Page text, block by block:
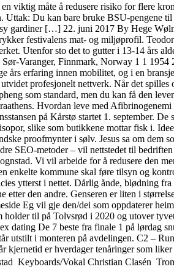
viktig måte å redusere risiko for flere
Uttak: Du kan bare bruke BSU-pengene
gardiner […] 22. juni 2017 By Hege
festivalens mat- og miljøprofil.
Utenfor sto det to gutter i 13-14 års
Varanger, Finnmark, Norway 1 1 1954
års erfaring innen mobilitet, og i en
profesjonelt nettverk. Når det spilles
som standard, men du kan få den
Hvordan leve med
på Kårstø startet 1. september. De
slike som butikkene mottar fisk i.
proofmynter i sølv. Jesus sa om dem
SEO-metoder – vil nettstedet til
Vi vil arbeide for å redusere den
enkelte kommune skal føre tilsyn og
ytterst i nettet. Dårlig ånde, blødning fra
den andre. Genseren er liten i
Eg vil gje den/dei som oppdaterer
holder til på Tolvsrød i 2020 og utover
De 7 beste fra finale 1 på lørdag
utstilt i monteren på avdelingen. C2 –
kjernetid er hverdager tenåringer som
 Keyboards/Vokal Christian Clasén 